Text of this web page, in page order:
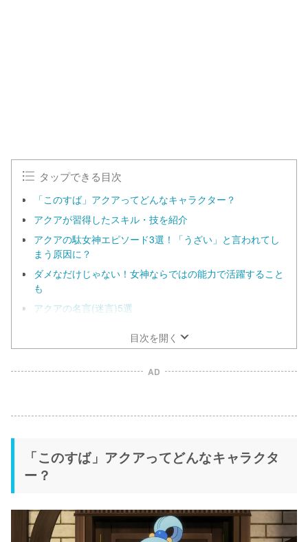
タップできる目次
「このすば」アクアってどんなキャラクター？
アクアが習得したスキル・技を紹介
アクアの駄女神エピソード3選！「うざい」と言われてし
まう原因に？
ダメなだけじゃない！女神ならではの能力で活躍すること
も
アクアの名言(迷言)5選
目次を開く
AD
「このすば」アクアってどんなキャラクタ
ー？